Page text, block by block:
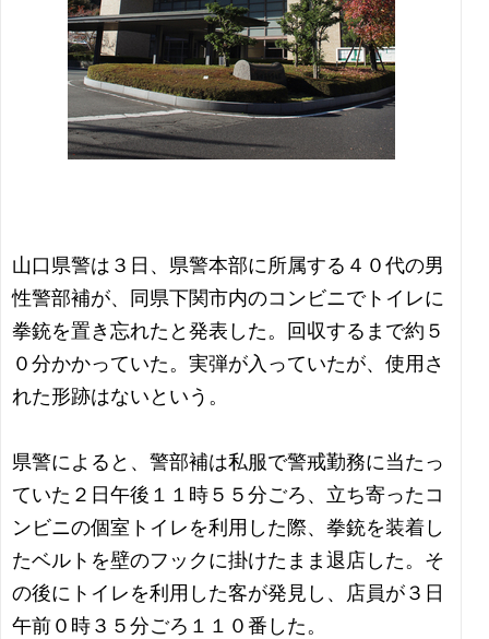
山口県警は３日、県警本部に所属する４０代の男
性警部補が、同県下関市内のコンビニでトイレに
拳銃を置き忘れたと発表した。回収するまで約５
０分かかっていた。実弾が入っていたが、使用さ
れた形跡はないという。
県警によると、警部補は私服で警戒勤務に当たっ
ていた２日午後１１時５５分ごろ、立ち寄ったコ
ンビニの個室トイレを利用した際、拳銃を装着し
たベルトを壁のフックに掛けたまま退店した。そ
の後にトイレを利用した客が発見し、店員が３日
午前０時３５分ごろ１１０番した。